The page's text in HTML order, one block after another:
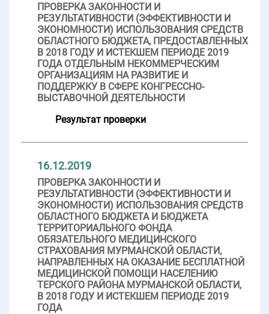
ПРОВЕРКА ЗАКОННОСТИ И
РЕЗУЛЬТАТИВНОСТИ (ЭФФЕКТИВНОСТИ И
ЭКОНОМНОСТИ) ИСПОЛЬЗОВАНИЯ СРЕДСТВ
ОБЛАСТНОГО БЮДЖЕТА, ПРЕДОСТАВЛЕННЫХ
В 2018 ГОДУ И ИСТЕКШЕМ ПЕРИОДЕ 2019
ГОДА ОТДЕЛЬНЫМ НЕКОММЕРЧЕСКИМ
ОРГАНИЗАЦИЯМ НА РАЗВИТИЕ И
ПОДДЕРЖКУ В СФЕРЕ КОНГРЕССНО-
ВЫСТАВОЧНОЙ ДЕЯТЕЛЬНОСТИ
Результат проверки
16.12.2019
ПРОВЕРКА ЗАКОННОСТИ И
РЕЗУЛЬТАТИВНОСТИ (ЭФФЕКТИВНОСТИ И
ЭКОНОМНОСТИ) ИСПОЛЬЗОВАНИЯ СРЕДСТВ
ОБЛАСТНОГО БЮДЖЕТА И БЮДЖЕТА
ТЕРРИТОРИАЛЬНОГО ФОНДА
ОБЯЗАТЕЛЬНОГО МЕДИЦИНСКОГО
СТРАХОВАНИЯ МУРМАНСКОЙ ОБЛАСТИ,
НАПРАВЛЕННЫХ НА ОКАЗАНИЕ БЕСПЛАТНОЙ
МЕДИЦИНСКОЙ ПОМОЩИ НАСЕЛЕНИЮ
ТЕРСКОГО РАЙОНА МУРМАНСКОЙ ОБЛАСТИ,
В 2018 ГОДУ И ИСТЕКШЕМ ПЕРИОДЕ 2019
ГОДА